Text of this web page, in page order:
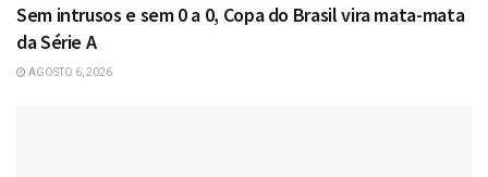
Sem intrusos e sem 0 a 0, Copa do Brasil vira mata-mata
da Série A
AGOSTO 6, 2026